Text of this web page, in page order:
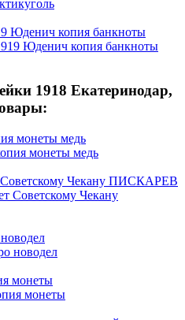
Юденич копия банкноты
1918 Екатеринодар,
монеты медь
Советскому Чекану ПИСКАРЕВ
монеты